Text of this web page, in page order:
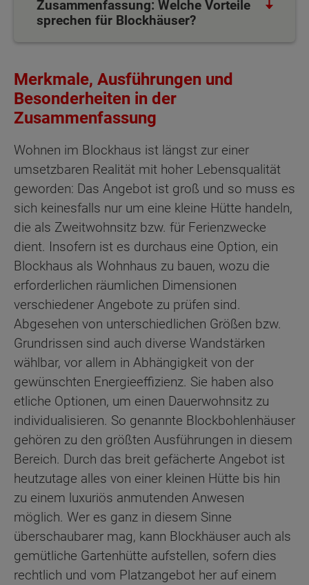
Zusammenfassung: Welche Vorteile
sprechen für Blockhäuser?
Merkmale, Ausführungen und
Besonderheiten in der
Zusammenfassung
Wohnen im Blockhaus ist längst zur einer
umsetzbaren Realität mit hoher Lebensqualität
geworden: Das Angebot ist groß und so muss es
sich keinesfalls nur um eine kleine Hütte handeln,
die als Zweitwohnsitz bzw. für Ferienzwecke
dient. Insofern ist es durchaus eine Option, ein
Blockhaus als Wohnhaus zu bauen, wozu die
erforderlichen räumlichen Dimensionen
verschiedener Angebote zu prüfen sind.
Abgesehen von unterschiedlichen Größen bzw.
Grundrissen sind auch diverse Wandstärken
wählbar, vor allem in Abhängigkeit von der
gewünschten Energieeffizienz. Sie haben also
etliche Optionen, um einen Dauerwohnsitz zu
individualisieren. So genannte Blockbohlenhäuser
gehören zu den größten Ausführungen in diesem
Bereich. Durch das breit gefächerte Angebot ist
heutzutage alles von einer kleinen Hütte bis hin
zu einem luxuriös anmutenden Anwesen
möglich. Wer es ganz in diesem Sinne
überschaubarer mag, kann Blockhäuser auch als
gemütliche Gartenhütte aufstellen, sofern dies
rechtlich und vom Platzangebot her auf einem